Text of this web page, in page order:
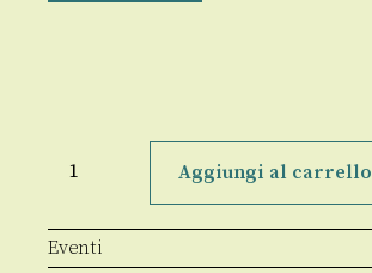
Talarico
Aggiungi al carrello
Eventi